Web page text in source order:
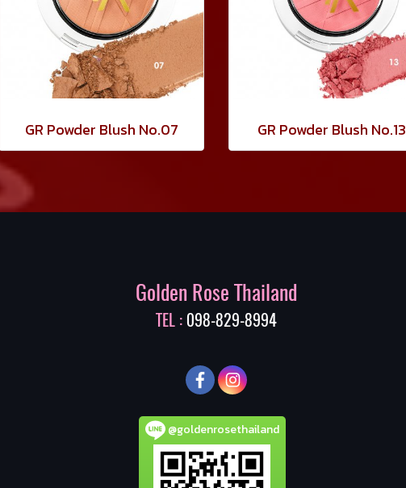
GR Powder Blush No.07 GR Powder Blush No.13
Golden Rose Thailand
TEL : 098-829-8994
@goldenrosethailand